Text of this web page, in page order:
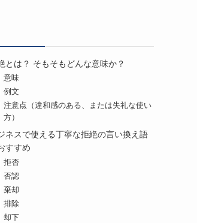
とは？ そもそもどんな意味か？
意味
例文
注意点（違和感のある、または失礼な使い
方）
ネスで使える丁寧な拒絶の言い換え語
すすめ
拒否
否認
棄却
排除
却下